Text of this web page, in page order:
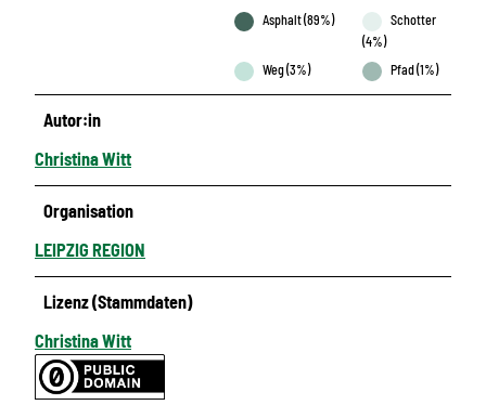
Asphalt (89%)
Schotter
(4%)
Weg (3%)
Pfad (1%)
Autor:in
Christina Witt
Organisation
LEIPZIG REGION
Lizenz (Stammdaten)
Christina Witt